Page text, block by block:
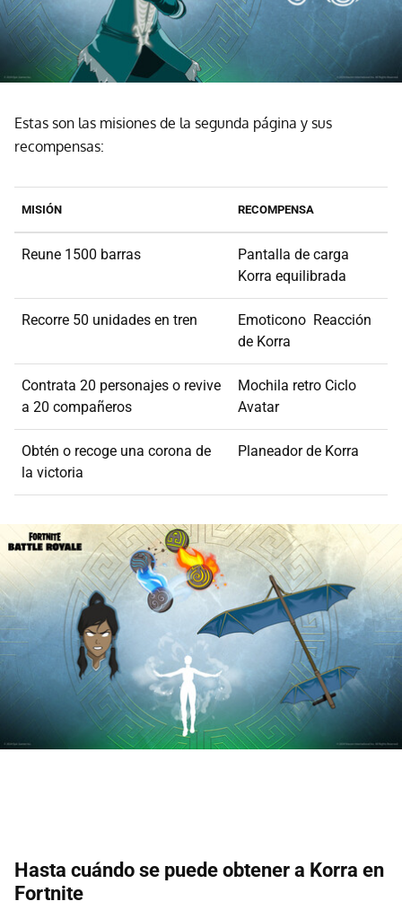
Estas son las misiones de la segunda página y sus
recompensas:
MISIÓN RECOMPENSA
Reune 1500 barras
Pantalla de carga
Korra equilibrada
Recorre 50 unidades en tren
Emoticono Reacción
de Korra
Contrata 20 personajes o revive
a 20 compañeros
Mochila retro Ciclo
Avatar
Obtén o recoge una corona de
la victoria
Planeador de Korra
Hasta cuándo se puede obtener a Korra en
Fortnite